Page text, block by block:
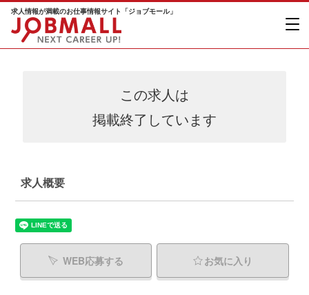
求人情報が満載のお仕事情報サイト「ジョブモール」
この求人は
掲載終了しています
求人概要
WEB応募する お気に入り